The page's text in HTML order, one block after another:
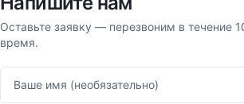
Оставьте заявку — перезвоним в течение
время.